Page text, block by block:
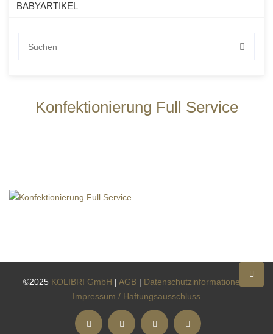
BABYARTIKEL
Konfektionierung Full Service
©2025 KOLIBRI GmbH | AGB | Datenschutzinformationen
Impressum / Haftungsausschluss